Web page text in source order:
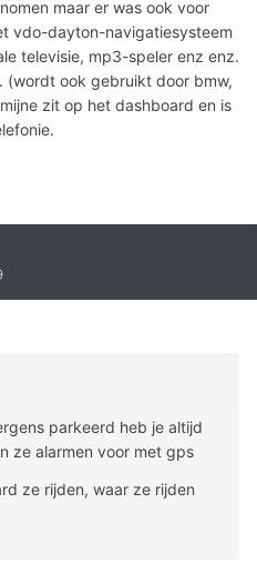
maar er was ook voor
vdo-dayton-navigatiesysteem
televisie, mp3-speler enz enz.
(wordt ook gebruikt door bmw,
zit op het dashboard en is
parkeerd heb je altijd
ze alarmen voor met gps
ze rijden, waar ze rijden